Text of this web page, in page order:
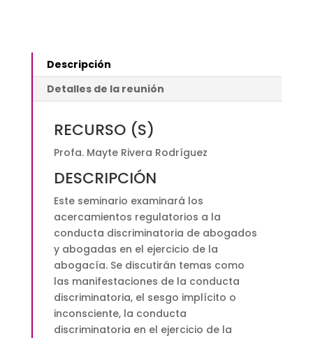
Presencial
$110.00
quantity
Descripción
Detalles de la reunión
RECURSO (S)
Profa. Mayte Rivera Rodríguez
DESCRIPCIÓN
Este seminario examinará los
acercamientos regulatorios a la
conducta discriminatoria de abogados
y abogadas en el ejercicio de la
abogacía. Se discutirán temas como
las manifestaciones de la conducta
discriminatoria, el sesgo implícito o
inconsciente, la conducta
discriminatoria en el ejercicio de la